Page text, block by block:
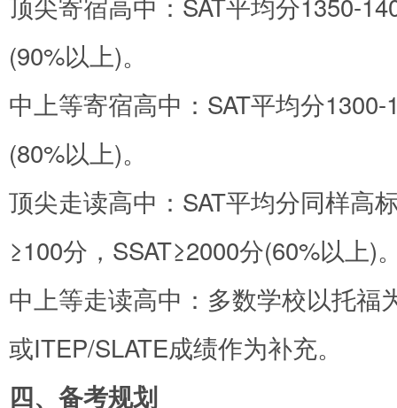
(90%以上)。
中上等寄宿高中：SAT平均分
(80%以上)。
顶尖走读高中：SAT平均分同样高
≥100分，SSAT≥2000分(60%以上)
中上等走读高中：多数学校以托福
或ITEP/SLATE成绩作为补充。
四、备考规划